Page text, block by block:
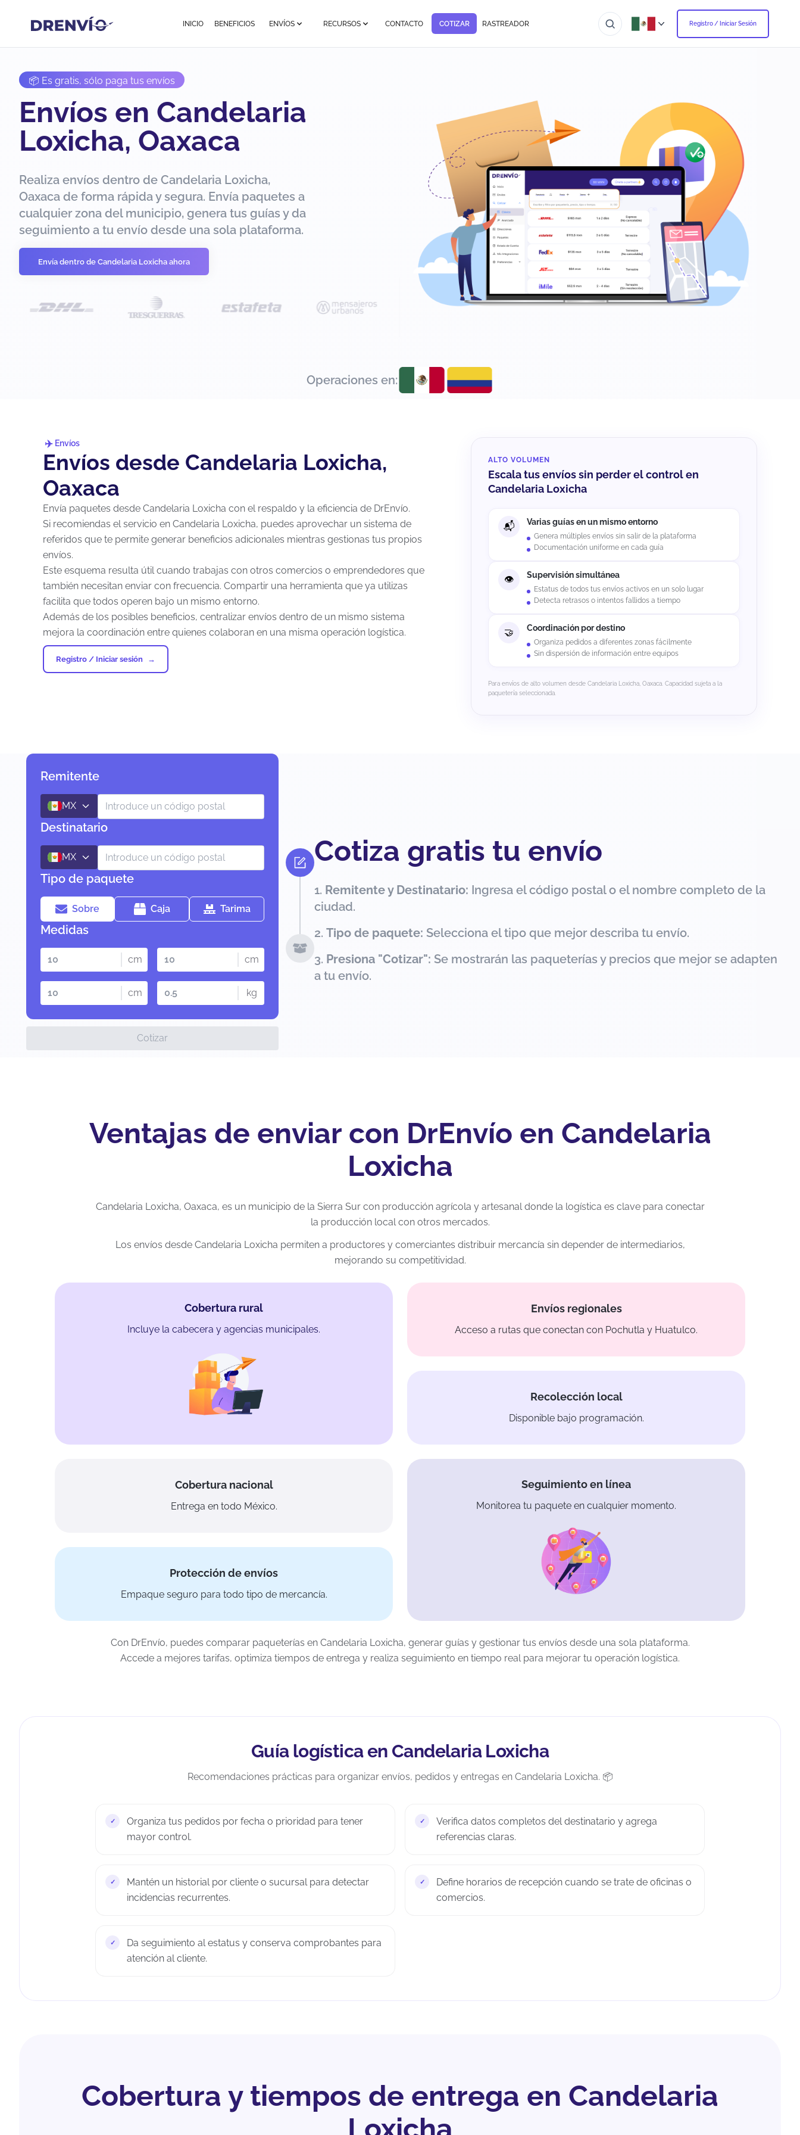
INICIO BENEFICIOS ENVÍOS RECURSOS CONTACTO COTIZAR RASTREADOR Registro / Iniciar Sesión
📦 Es gratis, sólo paga tus envíos
Envíos en Candelaria
Loxicha, Oaxaca
Realiza envíos dentro de Candelaria Loxicha,
Oaxaca de forma rápida y segura. Envía paquetes a
cualquier zona del municipio, genera tus guías y da
seguimiento a tu envío desde una sola plataforma.
Envía dentro de Candelaria Loxicha ahora
Operaciones en:
Envíos
Envíos desde Candelaria Loxicha,
Oaxaca
Envía paquetes desde Candelaria Loxicha con el respaldo y la eficiencia de DrEnvío.
Si recomiendas el servicio en Candelaria Loxicha, puedes aprovechar un sistema de
referidos que te permite generar beneficios adicionales mientras gestionas tus propios
envíos.
Este esquema resulta útil cuando trabajas con otros comercios o emprendedores que
también necesitan enviar con frecuencia. Compartir una herramienta que ya utilizas
facilita que todos operen bajo un mismo entorno.
Además de los posibles beneficios, centralizar envíos dentro de un mismo sistema
mejora la coordinación entre quienes colaboran en una misma operación logística.
Registro / Iniciar sesión
ALTO VOLUMEN
Escala tus envíos sin perder el control en
Candelaria Loxicha
Varias guías en un mismo entorno
Genera múltiples envíos sin salir de la plataforma
Documentación uniforme en cada guía
Supervisión simultánea
Estatus de todos tus envíos activos en un solo lugar
Detecta retrasos o intentos fallidos a tiempo
Coordinación por destino
Organiza pedidos a diferentes zonas fácilmente
Sin dispersión de información entre equipos
Para envíos de alto volumen desde Candelaria Loxicha, Oaxaca. Capacidad sujeta a la
paquetería seleccionada.
Remitente
MX
Destinatario
MX
Tipo de paquete
Sobre Caja Tarima
Medidas
cm cm
cm kg
Cotizar
Cotiza gratis tu envío
Remitente y Destinatario: Ingresa el código postal o el nombre completo de la
ciudad.
Tipo de paquete: Selecciona el tipo que mejor describa tu envío.
Presiona "Cotizar": Se mostrarán las paqueterías y precios que mejor se adapten
a tu envío.
Ventajas de enviar con DrEnvío en Candelaria
Loxicha
Candelaria Loxicha, Oaxaca, es un municipio de la Sierra Sur con producción agrícola y artesanal donde la logística es clave para conectar
la producción local con otros mercados.
Los envíos desde Candelaria Loxicha permiten a productores y comerciantes distribuir mercancía sin depender de intermediarios,
mejorando su competitividad.
Cobertura rural
Incluye la cabecera y agencias municipales.
Envíos regionales
Acceso a rutas que conectan con Pochutla y Huatulco.
Recolección local
Disponible bajo programación.
Cobertura nacional
Entrega en todo México.
Seguimiento en línea
Monitorea tu paquete en cualquier momento.
Protección de envíos
Empaque seguro para todo tipo de mercancía.
Con DrEnvío, puedes comparar paqueterías en Candelaria Loxicha, generar guías y gestionar tus envíos desde una sola plataforma.
Accede a mejores tarifas, optimiza tiempos de entrega y realiza seguimiento en tiempo real para mejorar tu operación logística.
Guía logística en Candelaria Loxicha
Recomendaciones prácticas para organizar envíos, pedidos y entregas en Candelaria Loxicha. 📦
Organiza tus pedidos por fecha o prioridad para tener
mayor control.
Verifica datos completos del destinatario y agrega
referencias claras.
Mantén un historial por cliente o sucursal para detectar
incidencias recurrentes.
Define horarios de recepción cuando se trate de oficinas o
comercios.
Da seguimiento al estatus y conserva comprobantes para
atención al cliente.
Cobertura y tiempos de entrega en Candelaria